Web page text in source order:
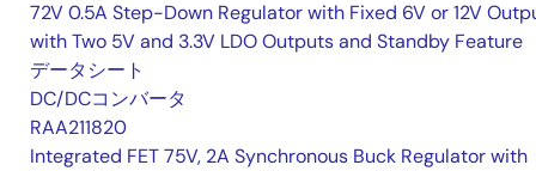
72V 0.5A Step-Down Regulator with Fixed 6V or 12V
with Two 5V and 3.3V LDO Outputs and Standby Feature
データシート
DC/DCコンバータ
RAA211820
Integrated FET 75V, 2A Synchronous Buck Regulator with